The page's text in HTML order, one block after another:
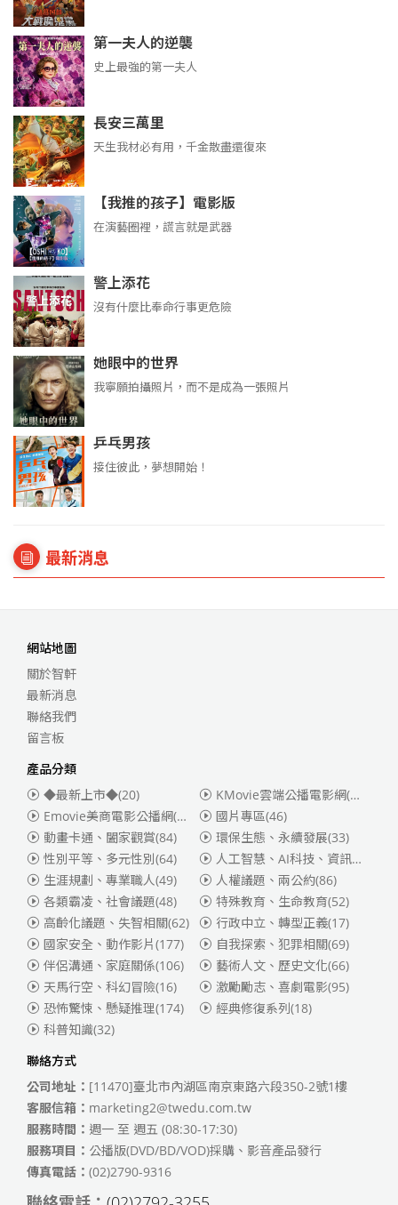
第一夫人的逆襲
史上最強的第一夫人
長安三萬里
天生我材必有用，千金散盡還復來
【我推的孩子】電影版
在演藝圈裡，謊言就是武器
警上添花
沒有什麼比奉命行事更危險
她眼中的世界
我寧願拍攝照片，而不是成為一張照片
乒乓男孩
接住彼此，夢想開始！
最新消息
網站地圖
關於智軒
最新消息
聯絡我們
留言板
產品分類
◆最新上市◆(20)
KMovie雲端公播電影網(迪士尼、福斯、索尼)
Emovie美商電影公播網(華納)
(186)
國片專區(46)
動畫卡通、闔家觀賞(84) 環保生態、永續發展(33)
性別平等、多元性別(64) 人工智慧、AI科技、資訊安全
生涯規劃、專業職人(49) 人權議題、兩公約(86)
各類霸凌、社會議題(48) 特殊教育、生命教育(52)
高齡化議題、失智相關(62) 行政中立、轉型正義(17)
國家安全、動作影片(177) 自我探索、犯罪相關(69)
伴侶溝通、家庭關係(106) 藝術人文、歷史文化(66)
天馬行空、科幻冒險(16) 激勵勵志、喜劇電影(95)
恐怖驚悚、懸疑推理(174) 經典修復系列(18)
科普知識(32)
聯絡方式
公司地址： [11470]臺北市內湖區南京東路六段350-2號1樓
客服信箱： marketing2@twedu.com.tw
服務時間： 週一 至 週五 (08:30-17:30)
服務項目： 公播版(DVD/BD/VOD)採購、影音產品發行
傳真電話： (02)2790-9316